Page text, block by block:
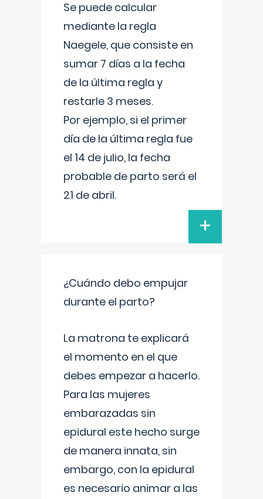
Se puede calcular
mediante la regla
Naegele, que consiste en
sumar 7 días a la fecha
de la última regla y
restarle 3 meses.
Por ejemplo, si el primer
día de la última regla fue
el 14 de julio, la fecha
probable de parto será el
21 de abril.
+
¿Cuándo debo empujar
durante el parto?
La matrona te explicará
el momento en el que
debes empezar a hacerlo.
Para las mujeres
embarazadas sin
epidural este hecho surge
de manera innata, sin
embargo, con la epidural
es necesario animar a las